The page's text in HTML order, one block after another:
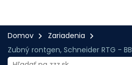
Domov
Zariadenia
Zubný rontgen, Schneider RTG - BB